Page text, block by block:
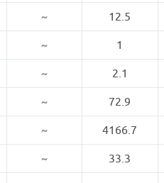
~ 12.5
~ 1
~ 2.1
~ 72.9
~ 4166.7
~ 33.3